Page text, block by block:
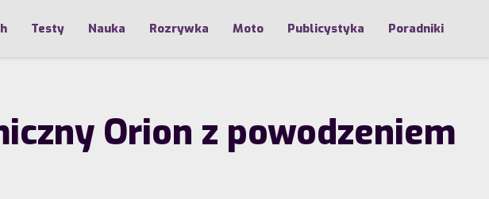
Testy Nauka Rozrywka Moto Publicystyka Poradniki
Orion z powodzeniem